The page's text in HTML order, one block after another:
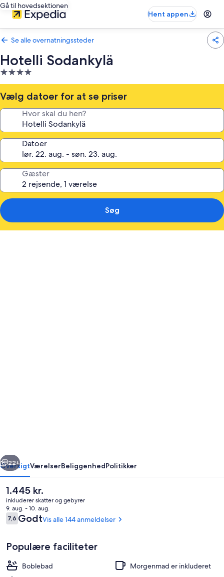
Gå til hovedsektionen
Hent appen
Se alle overnatningssteder
Hotelli Sodankylä
4.0-
stjernet
overnatningssted
Vælg datoer for at se priser
Hvor skal du hen?
Datoer
Gæster
Søg
2 restauranter, der serverer
Næste
22+
OversigtVærelserBeliggenhedPolitikker
Den
nuværende
pris
er
1.445 kr.
1.445 kr.
inkluderer skatter og gebyrer
9. aug. - 10. aug.
Anmeldelser
7,67,6 ud af 10.
GodtVis alle 144 anmeldelser
Populære faciliteter
Boblebad
Morgenmad er inkluderet